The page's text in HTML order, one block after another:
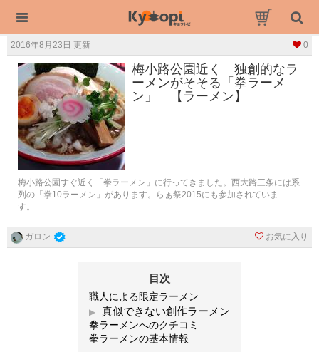
2016年8月23日 更新 0
梅小路公園近く 独創的なラ
ーメンがそそる「拳ラーメ
ン」 【ラーメン】
梅小路公園すぐ近く「拳ラーメン」に行ってきました。西大路三条には系
列の「拳10ラーメン」があります。らぁ祭2015にも参加されていま
す。
ガロン お気に入り
目次
職人による限定ラーメン
真似できない創作ラーメン
拳ラーメンへのクチコミ
拳ラーメンの基本情報